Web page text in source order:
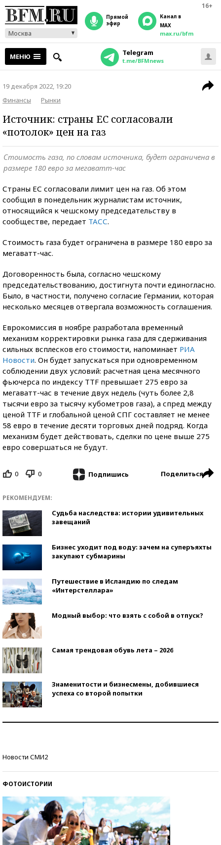
16+
Москва
прямой
эфир
Канал в
MAX
max.ru/bfm
МЕНЮ Telegram
t.me/BFMnews
19 декабря 2022, 19:20
Финансы
Рынки
Источник: страны ЕС согласовали
«потолок» цен на газ
Стоимость газа, по словам источника, будет ограничена в
размере 180 евро за мегаватт-час
Страны ЕС согласовали лимит цен на газ. Об этом
сообщил в понедельник журналистам источник,
относящийся к чешскому председательству в
сообществе, передает ТАСС.
Стоимость газа будет ограничена в размере 180 евро за
мегаватт-час.
Договоренность была, согласно чешскому
председательствованию, достигнута почти единогласно.
Было, в частности, получено согласие Германии, которая
несколько месяцев отвергала возможность соглашения.
Еврокомиссия в ноябре разработала временный
механизм корректировки рынка газа для сдерживания
сильных всплесков его стоимости, напоминает РИА
Новости. Он будет запускаться при одновременном
соблюдении двух условий: расчетная цена месячного
фьючерса по индексу TTF превышает 275 евро за
мегаватт-час в течение двух недель (чуть более 2,8
тысячи евро за тысячу кубометров газа), а спред между
ценой TTF и глобальной ценой СПГ составляет не менее
58 евро в течение десяти торговых дней подряд. Когда
механизм будет действовать, сделки по цене выше 275
евро совершаться не будут.
0 0 Подпишись Поделиться
РЕКОМЕНДУЕМ:
Судьба наследства: истории удивительных
завещаний
Бизнес уходит под воду: зачем на суперъяхты
закупают субмарины
Путешествие в Исландию по следам
«Интерстеллара»
Модный выбор: что взять с собой в отпуск?
Самая трендовая обувь лета – 2026
Знаменитости и бизнесмены, добившиеся
успеха со второй попытки
Новости СМИ2
ФОТОИСТОРИИ